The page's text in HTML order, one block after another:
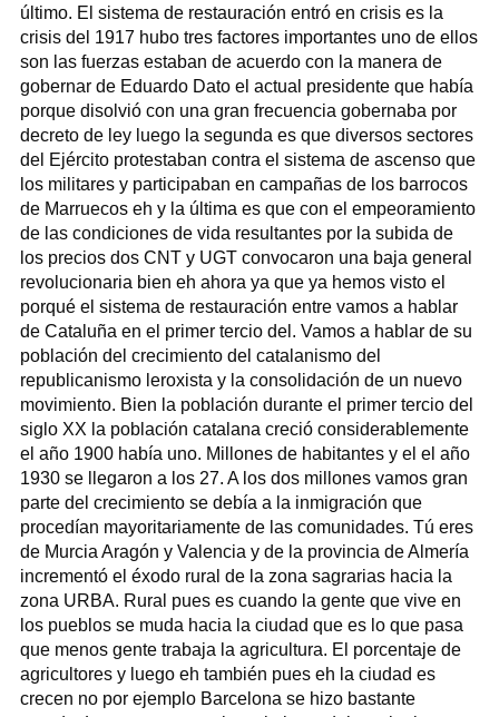
último. El sistema de restauración entró en crisis es la
crisis del 1917 hubo tres factores importantes uno de ellos
son las fuerzas estaban de acuerdo con la manera de
gobernar de Eduardo Dato el actual presidente que había
porque disolvió con una gran frecuencia gobernaba por
decreto de ley luego la segunda es que diversos sectores
del Ejército protestaban contra el sistema de ascenso que
los militares y participaban en campañas de los barrocos
de Marruecos eh y la última es que con el empeoramiento
de las condiciones de vida resultantes por la subida de
los precios dos CNT y UGT convocaron una baja general
revolucionaria bien eh ahora ya que ya hemos visto el
porqué el sistema de restauración entre vamos a hablar
de Cataluña en el primer tercio del. Vamos a hablar de su
población del crecimiento del catalanismo del
republicanismo leroxista y la consolidación de un nuevo
movimiento. Bien la población durante el primer tercio del
siglo XX la población catalana creció considerablemente
el año 1900 había uno. Millones de habitantes y el el año
1930 se llegaron a los 27. A los dos millones vamos gran
parte del crecimiento se debía a la inmigración que
procedían mayoritariamente de las comunidades. Tú eres
de Murcia Aragón y Valencia y de la provincia de Almería
incrementó el éxodo rural de la zona sagrarias hacia la
zona URBA. Rural pues es cuando la gente que vive en
los pueblos se muda hacia la ciudad que es lo que pasa
que menos gente trabaja la agricultura. El porcentaje de
agricultores y luego eh también pues eh la ciudad es
crecen no por ejemplo Barcelona se hizo bastante